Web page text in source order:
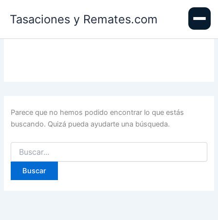
Tasaciones y Remates.com
Parece que no hemos podido encontrar lo que estás
buscando. Quizá pueda ayudarte una búsqueda.
Buscar
por: